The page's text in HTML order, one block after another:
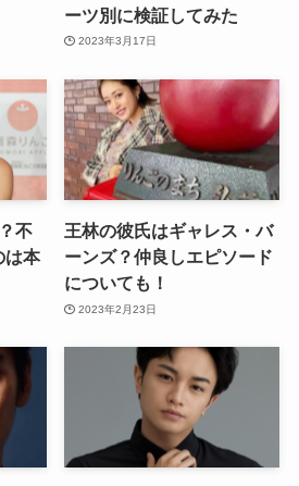
ーツ別に検証してみた
2023年3月17日
不
は本
王林の彼氏はギャレス・バ
ーンズ？仲良しエピソード
についても！
2023年2月23日